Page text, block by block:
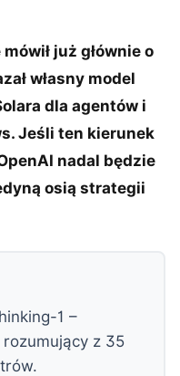
już głównie o
własny model
dla agentów i
Jeśli ten kierunek
nadal będzie
osią strategii
1 –
rozumujący z 35